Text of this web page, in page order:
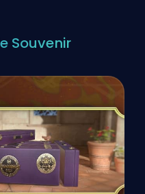
Souvenir